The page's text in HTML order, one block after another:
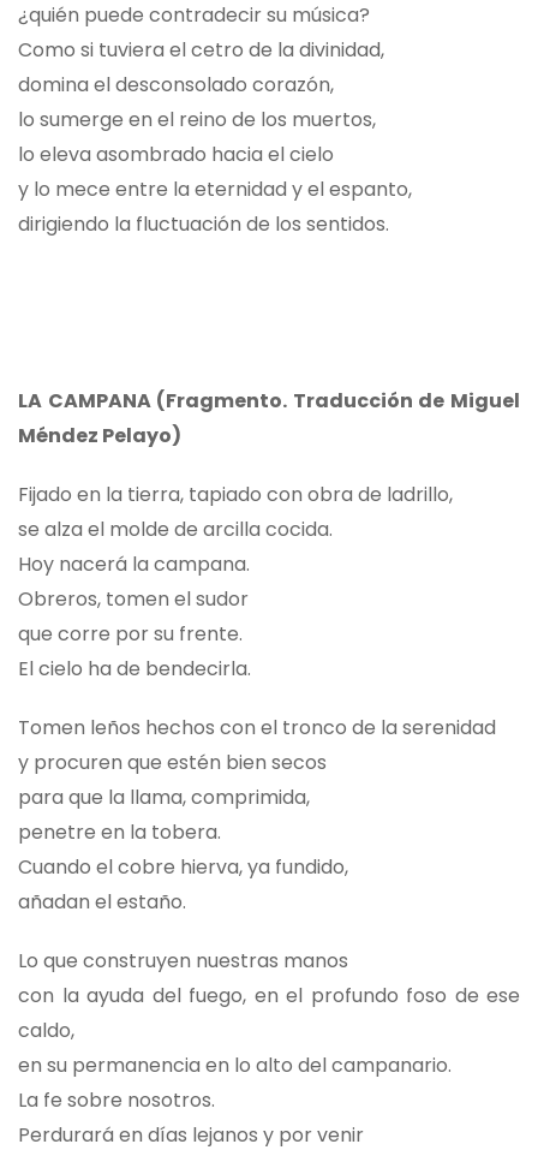
¿quién puede contradecir su música?
Como si tuviera el cetro de la divinidad,
domina el desconsolado corazón,
lo sumerge en el reino de los muertos,
lo eleva asombrado hacia el cielo
y lo mece entre la eternidad y el espanto,
dirigiendo la fluctuación de los sentidos.
LA CAMPANA (Fragmento. Traducción de Miguel
Méndez Pelayo)
Fijado en la tierra, tapiado con obra de ladrillo,
se alza el molde de arcilla cocida.
Hoy nacerá la campana.
Obreros, tomen el sudor
que corre por su frente.
El cielo ha de bendecirla.
Tomen leños hechos con el tronco de la serenidad
y procuren que estén bien secos
para que la llama, comprimida,
penetre en la tobera.
Cuando el cobre hierva, ya fundido,
añadan el estaño.
Lo que construyen nuestras manos
con la ayuda del fuego, en el profundo foso de ese
caldo,
en su permanencia en lo alto del campanario.
La fe sobre nosotros.
Perdurará en días lejanos y por venir